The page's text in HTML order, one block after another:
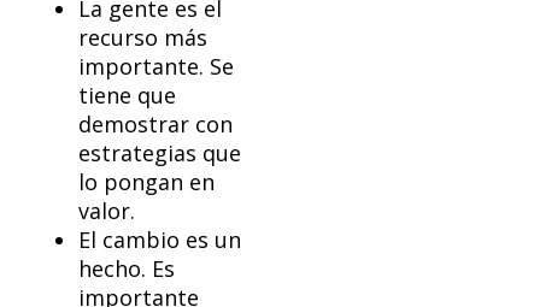
La gente es el
recurso más
importante. Se
tiene que
demostrar con
estrategias que
lo pongan en
valor.
El cambio es un
hecho. Es
importante